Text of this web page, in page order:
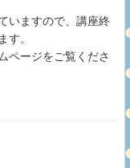
いますので、講座終
す。
ページをご覧くださ